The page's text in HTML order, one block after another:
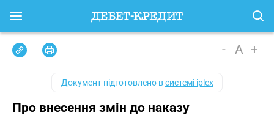
- A +
Документ підготовлено всистемі iplex
Про внесення змін до наказу